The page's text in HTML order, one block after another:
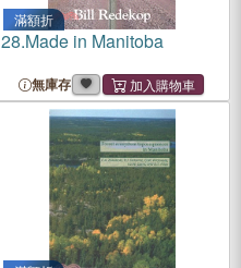
滿額折
28.Made in Manitoba
無庫存